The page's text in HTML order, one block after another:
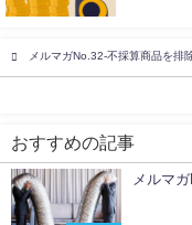
メルマガNo.32-不採算商品を排
おすすめの記事
メルマ